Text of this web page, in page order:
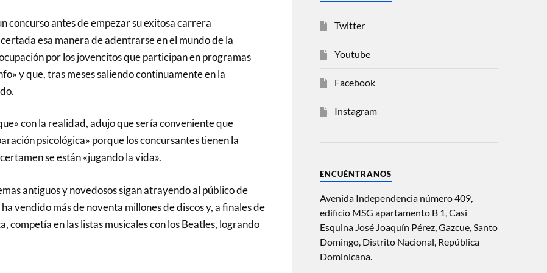
concurso antes de empezar su exitosa carrera
esa manera de adentrarse en el mundo de la
por los jovencitos que participan en programas
y que, tras meses saliendo continuamente en la
con la realidad, adujo que sería conveniente que
psicológica» porque los concursantes tienen la
se están «jugando la vida».
antiguos y novedosos sigan atrayendo al público de
vendido más de noventa millones de discos y, a finales de
competía en las listas musicales con los Beatles, logrando
Twitter
Youtube
Facebook
Instagram
ENCUÉNTRANOS
Avenida Independencia número 409,
edificio MSG apartamento B 1, Casi
Esquina José Joaquín Pérez, Gazcue, Santo
Domingo, Distrito Nacional, República
Dominicana.